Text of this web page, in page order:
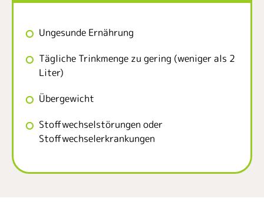
Ungesunde Ernährung
Tägliche Trinkmenge zu gering (weniger als 2
Liter)
Übergewicht
Stoffwechselstörungen oder
Stoffwechselerkrankungen